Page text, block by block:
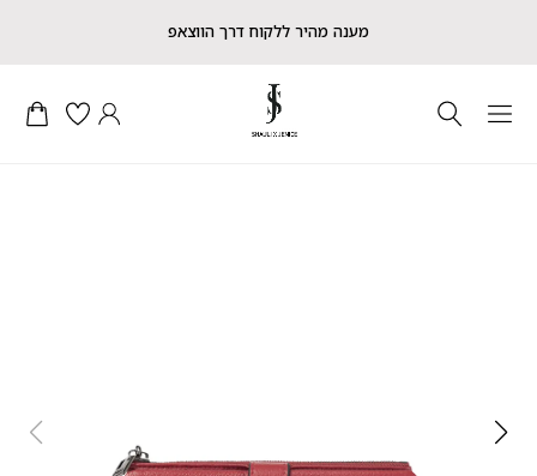
מענה מהיר ללקוח דרך הווצאפ